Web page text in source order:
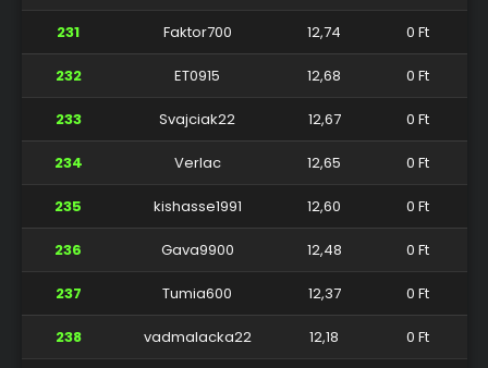
231 Faktor700 12,74 0 Ft
232 ET0915 12,68 0 Ft
233 Svajciak22 12,67 0 Ft
234 Verlac 12,65 0 Ft
235 kishasse1991 12,60 0 Ft
236 Gava9900 12,48 0 Ft
237 Tumia600 12,37 0 Ft
238 vadmalacka22 12,18 0 Ft